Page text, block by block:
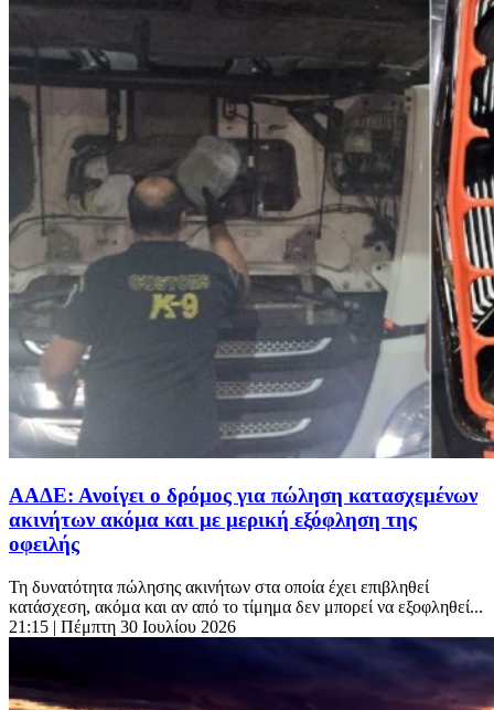
ΑΑΔΕ: Ανοίγει ο δρόμος για πώληση κατασχεμένων
ακινήτων ακόμα και με μερική εξόφληση της
οφειλής
Τη δυνατότητα πώλησης ακινήτων στα οποία έχει επιβληθεί
κατάσχεση, ακόμα και αν από το τίμημα δεν μπορεί να εξοφληθεί...
21:15 | Πέμπτη 30 Ιουλίου 2026